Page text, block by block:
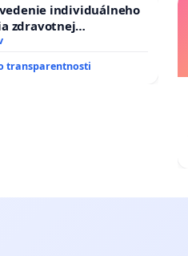
individuálneho
zdravotnej
s diabetom 1. a 2.
transparentnosti